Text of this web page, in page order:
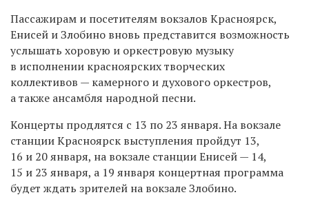
Пассажирам и посетителям вокзалов Красноярск,
Енисей и Злобино вновь представится возможность
услышать хоровую и оркестровую музыку
в исполнении красноярских творческих
коллективов — камерного и духового оркестров,
а также ансамбля народной песни.
Концерты продлятся с 13 по 23 января. На вокзале
станции Красноярск выступления пройдут 13,
16 и 20 января, на вокзале станции Енисей — 14,
15 и 23 января, а 19 января концертная программа
будет ждать зрителей на вокзале Злобино.